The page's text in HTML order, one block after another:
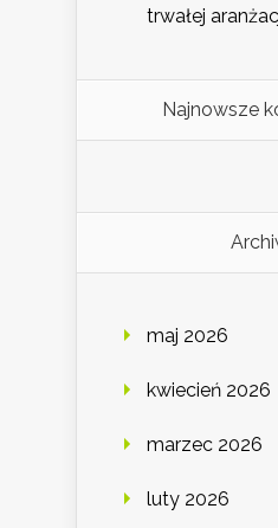
trwałej
Najnowsze
maj 2026
kwiecień 2026
marzec 2026
luty 2026